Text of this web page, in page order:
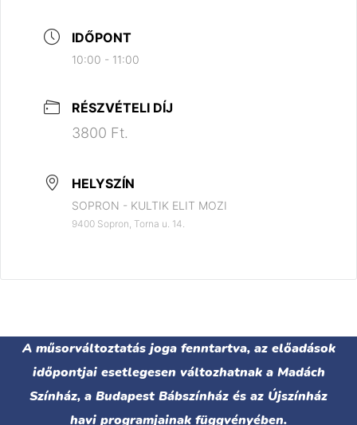
IDŐPONT
10:00 - 11:00
RÉSZVÉTELI DÍJ
3800 Ft.
HELYSZÍN
SOPRON - KULTIK ELIT MOZI
9400 Sopron, Torna u. 14.
A műsorváltoztatás joga fenntartva, az előadások
időpontjai esetlegesen változhatnak a Madách
Színház, a Budapest Bábszínház és az Újszínház
havi programjainak függvényében.